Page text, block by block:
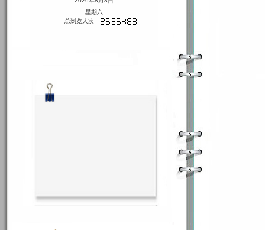
星期六
总浏览人次